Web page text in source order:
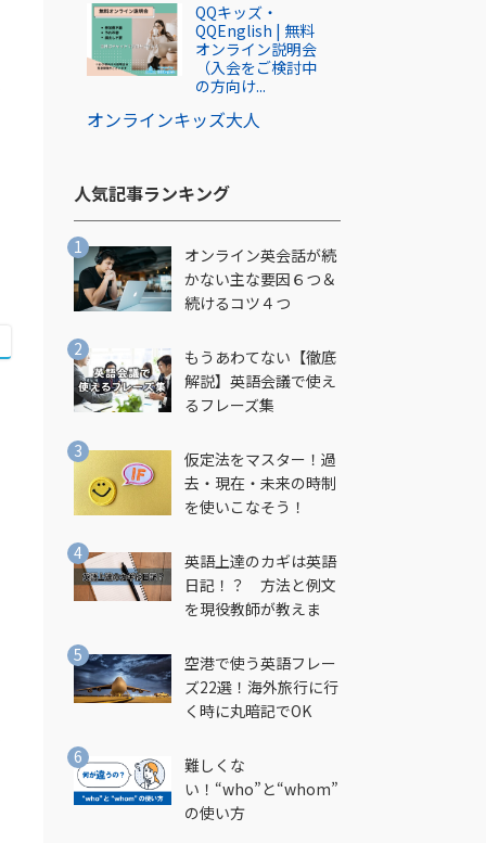
オンラインキッズ大人
QQキッズ・
QQEnglish | 無料
オンライン説明会
（入会をご検討中
の方向け...
人気記事ランキング​
オンライン英会話が続
かない主な要因６つ＆
続けるコツ４つ
もうあわてない【徹底
解説】英語会議で使え
るフレーズ集
仮定法をマスター！過
去・現在・未来の時制
を使いこなそう！
英語上達のカギは英語
日記！？ 方法と例文
を現役教師が教えま
空港で使う英語フレー
ズ22選！海外旅行に行
く時に丸暗記でOK
難しくな
い！“who”と“whom”
の使い方